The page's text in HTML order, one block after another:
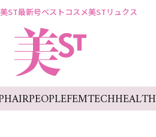
美ST最新号ベストコスメ美STリュクス
HAIRPEOPLEFEMTECHHEALTH